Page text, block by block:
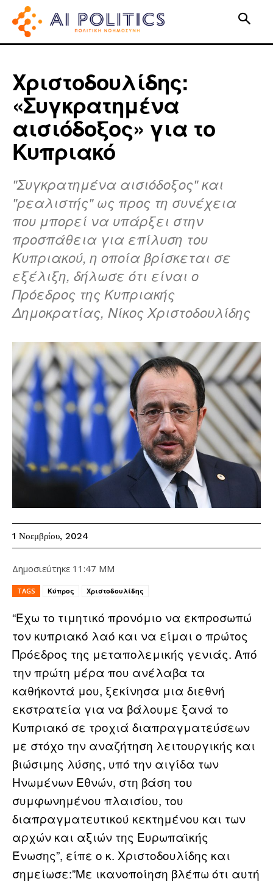
Χριστοδουλίδης:
«Συγκρατημένα
αισιόδοξος» για το
Κυπριακό
"Συγκρατημένα αισιόδοξος" και
"ρεαλιστής" ως προς τη συνέχεια
που μπορεί να υπάρξει στην
προσπάθεια για επίλυση του
Κυπριακού, η οποία βρίσκεται σε
εξέλιξη, δήλωσε ότι είναι ο
Πρόεδρος της Κυπριακής
Δημοκρατίας, Νίκος Χριστοδουλίδης
1 Νοεμβρίου, 2024
Δημοσιεύτηκε 11:47 ΜΜ
TAGS Κύπρος Χριστοδουλίδης
“Έχω το τιμητικό προνόμιο να εκπροσωπώ
τον κυπριακό λαό και να είμαι ο πρώτος
Πρόεδρος της μεταπολεμικής γενιάς. Από
την πρώτη μέρα που ανέλαβα τα
καθήκοντά μου, ξεκίνησα μια διεθνή
εκστρατεία για να βάλουμε ξανά το
Κυπριακό σε τροχιά διαπραγματεύσεων
με στόχο την αναζήτηση λειτουργικής και
βιώσιμης λύσης, υπό την αιγίδα των
Ηνωμένων Εθνών, στη βάση του
συμφωνημένου πλαισίου, του
διαπραγματευτικού κεκτημένου και των
αρχών και αξιών της Ευρωπαϊκής
Ένωσης”, είπε ο κ. Χριστοδουλίδης και
σημείωσε:”Με ικανοποίηση βλέπω ότι αυτή